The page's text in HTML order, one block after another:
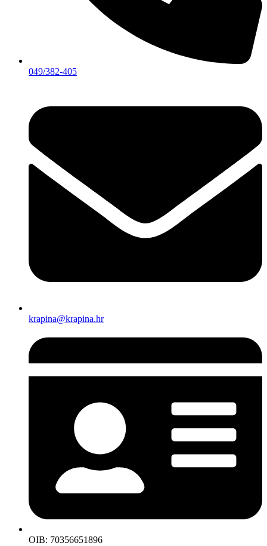
049/382-405
krapina@krapina.hr
OIB: 70356651896